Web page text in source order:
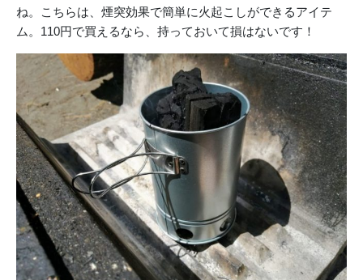
ね。こちらは、煙突効果で簡単に火起こしができるアイテ
ム。110円で買えるなら、持っておいて損はないです！